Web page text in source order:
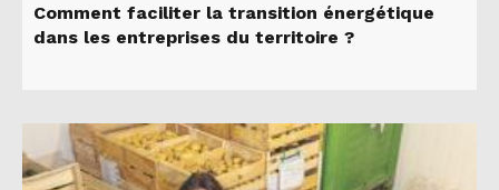
Comment faciliter la transition énergétique
dans les entreprises du territoire ?